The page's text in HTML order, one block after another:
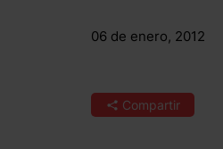
06 de enero, 2012
Compartir